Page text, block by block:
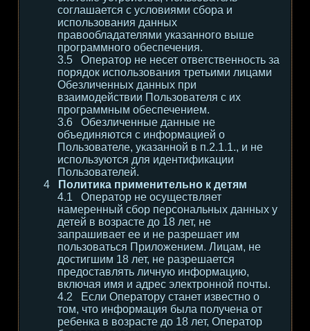
соглашается с условиями сбора и
использования данных
правообладателями указанного выше
программного обеспечения.
Оператор не несет ответственность за
порядок использования третьими лицами
Обезличенных данных при
взаимодействии Пользователя с их
программным обеспечением.
Обезличенные данные не
объединяются с информацией о
Пользователе, указанной в п.2.1.1., и не
используются для идентификации
Пользователей.
Политика применительно к детям
Оператор не осуществляет
намеренный сбор персональных данных у
детей в возрасте до 18 лет, не
запрашивает ее и не разрешает им
пользоваться Приложением. Лицам, не
достигшим 18 лет, не разрешается
предоставлять личную информацию,
включая имя и адрес электронной почты.
Если Оператору станет известно о
том, что информация была получена от
ребенка в возрасте до 18 лет, Оператор